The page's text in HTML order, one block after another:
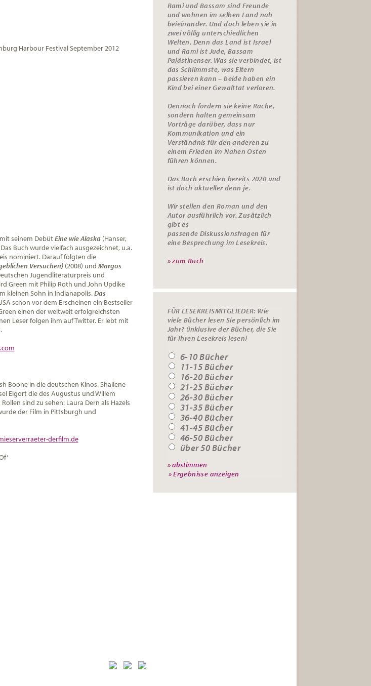
Harbour Festival September 2012
seinem DebütEine wie Alaska (Hanser,
Buch wurde vielfach ausgezeichnet, u.a.
nominiert. Darauf folgten die
Versuchen)(2008) und Margos
Jugendliteraturpreis und
Green mit Philip Roth und John Updike
kleinen Sohn in Indianapolis.Das
schon vor dem Erscheinen ein Bestseller
einen der weltweit erfolgreichsten
Leser folgen ihm auf Twitter. Er lebt mit
Boone in die deutschen Kinos. Shailene
Elgortdie des Augustus und Willem
sind zu sehen: Laura Dern als Hazels
der Film in Pittsburgh und
derfilm.de
Rami und Bassam sind Freunde
und wohnen im selben Land nah
beieinander. Und doch leben sie in
zwei völlig unterschiedlichen
Welten. Denn das Land ist Israel
und Rami ist Jude, Bassam
Palästinenser. Was sie verbindet, ist
das Schlimmste, was Eltern
passieren kann – beide haben ein
Kind bei einer Gewalttat verloren.
Dennoch fordern sie keine Rache,
sondern halten gemeinsam
Vorträge darüber, dass nur
Kommunikation und ein
Verständnis für den anderen zu
einem Frieden im Nahen Osten
führen können.
Das Buch erschien bereits 2020 und
ist doch aktueller denn je.
Wir stellen den Roman und den
Autor ausführlich vor. Zusätzlich
gibt es
passendeDiskussionsfragenfür
eine Besprechung im Lesekreis.
» zum Buch
FÜR LESEKREISMITGLIEDER: Wie
viele Bücher lesen Sie persönlich im
Jahr? (inklusive der Bücher, die Sie
für Ihren Lesekreis lesen)
6-10 Bücher
11-15 Bücher
16-20 Bücher
21-25 Bücher
26-30 Bücher
31-35 Bücher
36-40 Bücher
41-45 Bücher
46-50 Bücher
über 50 Bücher
» Ergebnisse anzeigen